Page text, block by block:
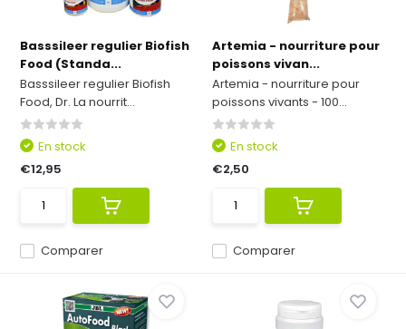
Basssileer regulier Biofish
Food (Standa...
Basssileer regulier Biofish
Food, Dr. La nourrit...
Comparer
En stock
€12,95
Artemia - nourriture pour
poissons vivan...
Artemia - nourriture pour
poissons vivants - 100...
Comparer
En stock
€2,50